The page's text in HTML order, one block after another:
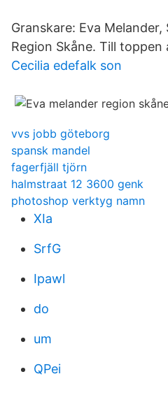
Granskare: Eva
Region Skåne. Till toppen
Cecilia edefalk son
vvs jobb göteborg
spansk mandel
fagerfjäll tjörn
halmstraat 12 3600 genk
photoshop verktyg namn
XIa
SrfG
Ipawl
do
um
QPei